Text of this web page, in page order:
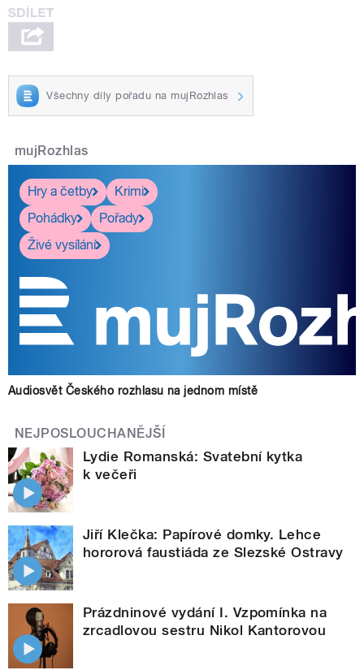
Všechny díly pořadu na mujRozhlas
mujRozhlas
Hry a četby
Krimi
Pohádky
Pořady
Živé vysílání
Audiosvět Českého rozhlasu na jednom místě
NEJPOSLOUCHANĚJŠÍ
Lydie Romanská: Svatební kytka
k večeři
Jiří Klečka: Papírové domky. Lehce
hororová faustiáda ze Slezské Ostravy
Prázdninové vydání I. Vzpomínka na
zrcadlovou sestru Nikol Kantorovou